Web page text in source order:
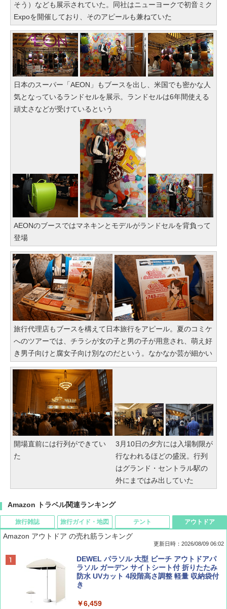
そう）なども展示されていた。同社はニューヨークで初音ミク
Expoを開催しており、そのアピールも兼ねていた
日本のスーパー「AEON」もブースを出し、米国でも密かな人
気となっているランドセルを展示。ランドセルは6年間使える
頑丈さなどが受けているという
AEONのブースではマネキンとモデルがランドセルを背負って
登場
旅行代理店もブースを構えて日本旅行をアピール。夏のコミケ
へのツアーでは、チラシが女の子と男の子が用意され、萌え好
き男子向けと腐女子向け別なのだという。なかなか芸が細かい
開場直前には行列ができてい
た
3月10日の夕方には入場制限が
行なわれるほどの盛況。行列
はグランド・セントラル駅の
外にまではみ出していた
Amazon トラベル関連ランキング
旅行雑誌
BE-PAL(ビ-パル) 2026年 9 月号【特別付録:
SOTO ミニマル"旅"財布 ランダム2種】
￥1,500
旅行ガイド・地図
地球の歩き方 スター・ウォーズ
￥2,695
テント
[キャンパーズコレクション 山善] ポップアッ
プテント 傘みたいに広げて畳める パッとサ
ッとサンシェード キューブ フルクローズ メ
ッシュ 簡単設置 ワンタッチテント キャンプ
アウトドア
Amazon アウトドア の売れ筋ランキング
更新日時：2026/08/09 06:02
DEWEL パラソル 大型 ビーチ アウトドアパ
ラソル ガーデン サイトシート付 折りたたみ
防水 UVカット 4段階高さ調整 軽量 収納袋付
き
￥6,459